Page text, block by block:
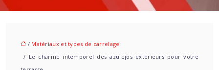
/ Matériaux et types de carrelage
/ Le charme intemporel des azulejos extérieurs pour votre